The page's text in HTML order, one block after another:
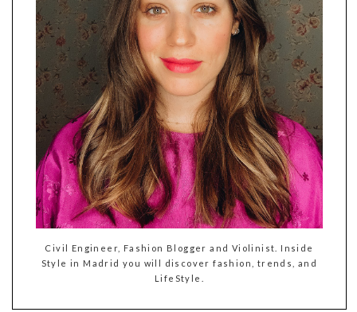
Civil Engineer, Fashion Blogger and Violinist. Inside
Style in Madrid you will discover fashion, trends, and
LifeStyle.